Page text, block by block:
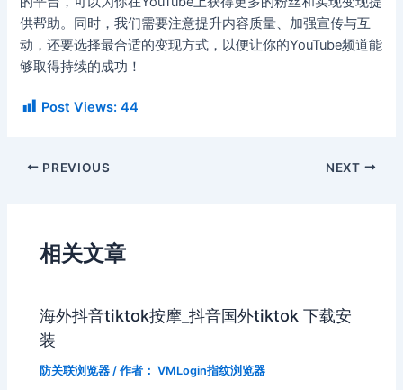
供帮助。同时，我们需要注意提升内容质量、加强宣传与互
动，还要选择最合适的变现方式，以便让你的YouTube频道能
够取得持续的成功！
Post Views: 44
PREVIOUS NEXT
相关文章
海外抖音tiktok按摩_抖音国外tiktok 下载安
装
防关联浏览器 / 作者： VMLogin指纹浏览器